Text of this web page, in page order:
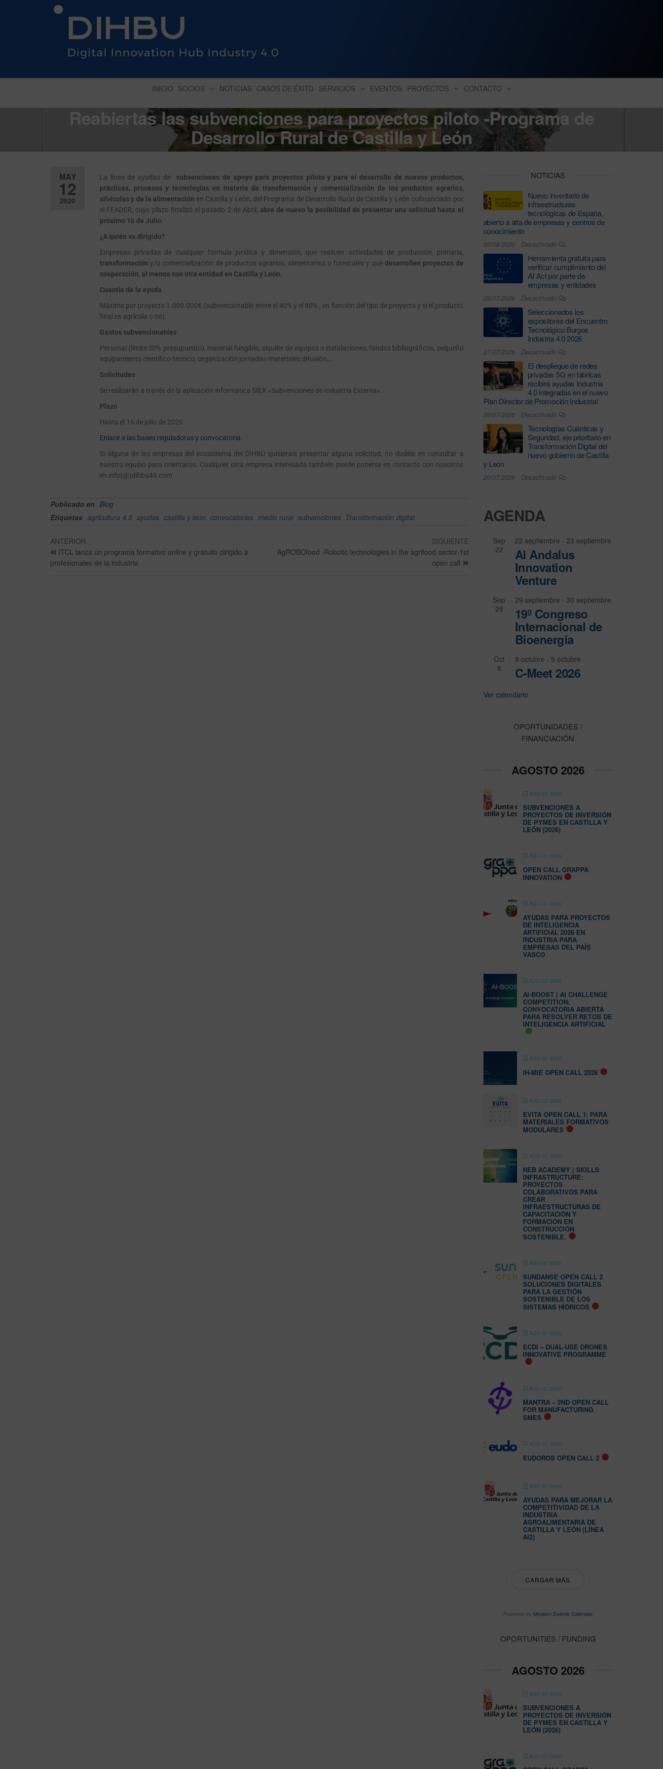
DIGITAL INNOVATION HUB INDUSTRY 4.0
INICIO SOCIOS NOTICIAS CASOS DE ÉXITO SERVICIOS EVENTOS PROYECTOS CONTACTO
Reabiertas las subvenciones para proyectos piloto -Programa de
Desarrollo Rural de Castilla y León
MAY
12
2020
La línea de ayudas de subvenciones de apoyo para proyectos piloto y para el desarrollo de nuevos productos,
prácticas, procesos y tecnologías en materia de transformación y comercialización de los productos agrarios,
silvícolas y de la alimentación en Castilla y León, del Programa de Desarrollo Rural de Castilla y León cofinanciado por
el FEADER, cuyo plazo finalizó el pasado 2 de Abril, abre de nuevo la posibilidad de presentar una solicitud hasta el
próximo 16 de Julio.
¿A quién va dirigido?
Empresas privadas de cualquier fórmula jurídica y dimensión, que realicen actividades de producción primaria,
transformación y/o comercialización de productos agrarios, alimentarios o forestales y que desarrollen proyectos de
cooperación, al menos con otra entidad en Castilla y León.
Cuantía de la ayuda
Máximo por proyecto 1.000.000€ (subvencionable entre el 40% y el 80% , en función del tipo de proyecto y si el producto
final es agrícola o no).
Gastos subvencionables
Personal (límite 50% presupuesto), material fungible, alquiler de equipos o instalaciones, fondos bibliográficos, pequeño
equipamiento científico-técnico, organización jornadas-materiales difusión,…
Solicitudes
Se realizarán a través de la aplicación informática SIEX «Subvenciones de Industria Externa».
Plazo
Hasta el 16 de julio de 2020.
Enlace a las bases reguladoras y convocatoria
Si alguna de las empresas del ecosistema del DIHBU quisierais presentar alguna solicitud, no dudéis en consultar a
nuestro equipo para orientaros. Cualquier otra empresa interesada también puede ponerse en contacto con nosotros
en info(@)dihbu40.com
Publicado en Blog
Etiquetas agricultura 4.0 ayudas castilla y leon convocatorias medio rural subvenciones Transformación digital
ANTERIOR
ITCL lanza un programa formativo online y gratuito dirigido a
profesionales de la industria
SIGUIENTE
AgROBOfood -Robotic technologies in the agrifood sector-1st
open call
NOTICIAS
Nuevo inventario de
infraestructuras
tecnológicas de España,
abierto a alta de empresas y centros de
conocimiento
05/08/2026 Desactivado
Herramienta gratuita para
verificar cumplimiento del
AI Act por parte de
empresas y entidades
28/07/2026 Desactivado
Seleccionados los
expositores del Encuentro
Tecnológico Burgos
Industria 4.0 2026
27/07/2026 Desactivado
El despliegue de redes
privadas 5G en fábricas
recibirá ayudas Industria
4.0 integradas en el nuevo
Plan Director de Promoción Industrial
20/07/2026 Desactivado
Tecnologías Cuánticas y
Seguridad, eje prioritario en
Transformación Digital del
nuevo gobierno de Castilla
y León
20/07/2026 Desactivado
AGENDA
Sep
22
22 septiembre - 23 septiembre
Al Andalus
Innovation
Venture
Sep
29
29 septiembre - 30 septiembre
19º Congreso
Internacional de
Bioenergía
Oct
8
8 octubre - 9 octubre
C-Meet 2026
Ver calendario
OPORTUNIDADES /
FINANCIACIÓN
AGOSTO 2026
AGO 07 2026
SUBVENCIONES A
PROYECTOS DE INVERSIÓN
DE PYMES EN CASTILLA Y
LEÓN (2026)
AGO 07 2026
OPEN CALL GRAPPA
INNOVATION
AGO 07 2026
AYUDAS PARA PROYECTOS
DE INTELIGENCIA
ARTIFICIAL 2026 EN
INDUSTRIA PARA
EMPRESAS DEL PAÍS
VASCO
AGO 07 2026
AI-BOOST | AI CHALLENGE
COMPETITION:
CONVOCATORIA ABIERTA
PARA RESOLVER RETOS DE
INTELIGENCIA ARTIFICIAL
AGO 07 2026
IH-MIE OPEN CALL 2026
AGO 07 2026
EVITA OPEN CALL 1: PARA
MATERIALES FORMATIVOS
MODULARES
AGO 07 2026
NEB ACADEMY | SKILLS
INFRASTRUCTURE:
PROYECTOS
COLABORATIVOS PARA
CREAR
INFRAESTRUCTURAS DE
CAPACITACIÓN Y
FORMACIÓN EN
CONSTRUCCIÓN
SOSTENIBLE.
AGO 07 2026
SUNDANSE OPEN CALL 2
SOLUCIONES DIGITALES
PARA LA GESTIÓN
SOSTENIBLE DE LOS
SISTEMAS HÍDRICOS
AGO 07 2026
ECDI – DUAL-USE DRONES
INNOVATIVE PROGRAMME
AGO 07 2026
MANTRA – 2ND OPEN CALL
FOR MANUFACTURING
SMES
AGO 07 2026
EUDOROS OPEN CALL 2
AGO 07 2026
AYUDAS PARA MEJORAR LA
COMPETITIVIDAD DE LA
INDUSTRIA
AGROALIMENTARIA DE
CASTILLA Y LEÓN (LÍNEA
AI2)
CARGAR MÁS
Powered by Modern Events Calendar
OPORTUNITIES / FUNDING
AGOSTO 2026
AGO 07 2026
SUBVENCIONES A
PROYECTOS DE INVERSIÓN
DE PYMES EN CASTILLA Y
LEÓN (2026)
AGO 07 2026